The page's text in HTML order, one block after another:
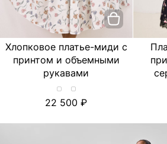
Хлопковое платье-миди с
принтом и объемными
рукавами
Хлопковое
платье-
с
Хлопковое
платье-
с
22 500